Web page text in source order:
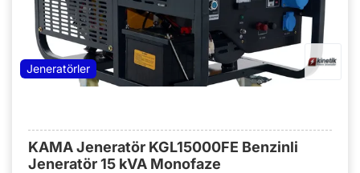
Jeneratörler
KAMA Jeneratör KGL15000FE Benzinli
Jeneratör 15 kVA Monofaze